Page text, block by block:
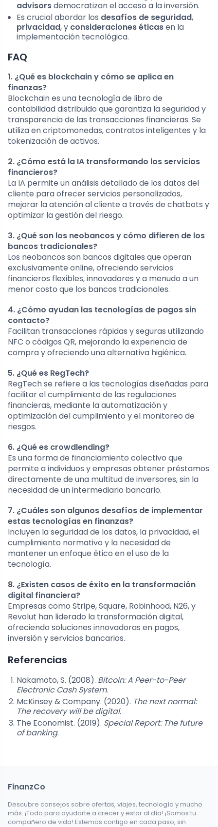
advisorsdemocratizan el acceso a la inversión.
Es crucial abordar los desafíos de seguridad,
privacidad, y consideraciones éticasen la
implementación tecnológica.
FAQ
1. ¿Qué es blockchain y cómo se aplica en
finanzas?
Blockchain es una tecnología de libro de
contabilidad distribuido que garantiza la seguridad y
transparencia de las transacciones financieras. Se
utiliza en criptomonedas, contratos inteligentes y la
tokenización de activos.
2. ¿Cómo está la IA transformando los servicios
financieros?
La IA permite un análisis detallado de los datos del
cliente para ofrecer servicios personalizados,
mejorar la atención al cliente a través de chatbots y
optimizar la gestión del riesgo.
3. ¿Qué son los neobancos y cómo difieren de los
bancos tradicionales?
Los neobancos son bancos digitales que operan
exclusivamente online, ofreciendo servicios
financieros flexibles, innovadores y a menudo a un
menor costo que los bancos tradicionales.
4. ¿Cómo ayudan las tecnologías de pagos sin
contacto?
Facilitan transacciones rápidas y seguras utilizando
NFC o códigos QR, mejorando la experiencia de
compra y ofreciendo una alternativa higiénica.
5. ¿Qué es RegTech?
RegTech se refiere a las tecnologías diseñadas para
facilitar el cumplimiento de las regulaciones
financieras, mediante la automatización y
optimización del cumplimiento y el monitoreo de
riesgos.
6. ¿Qué es crowdlending?
Es una forma de financiamiento colectivo que
permite a individuos y empresas obtener préstamos
directamente de una multitud de inversores, sin la
necesidad de un intermediario bancario.
7. ¿Cuáles son algunos desafíos de implementar
estas tecnologías en finanzas?
Incluyen la seguridad de los datos, la privacidad, el
cumplimiento normativo y la necesidad de
mantener un enfoque ético en el uso de la
tecnología.
8. ¿Existen casos de éxito en la transformación
digital financiera?
Empresas como Stripe, Square, Robinhood, N26, y
Revolut han liderado la transformación digital,
ofreciendo soluciones innovadoras en pagos,
inversión y servicios bancarios.
Referencias
Nakamoto, S. (2008). Bitcoin: A Peer-to-Peer
Electronic Cash System.
McKinsey & Company. (2020). The next normal:
The recovery will be digital.
The Economist. (2019). Special Report: The future
of banking.
FinanzCo
Descubre consejos sobre ofertas, viajes, tecnología y mucho
más. ¡Todo para ayudarte a crecer y estar al día! ¡Somos tu
compañero de vida! Estemos contigo en cada paso, sin